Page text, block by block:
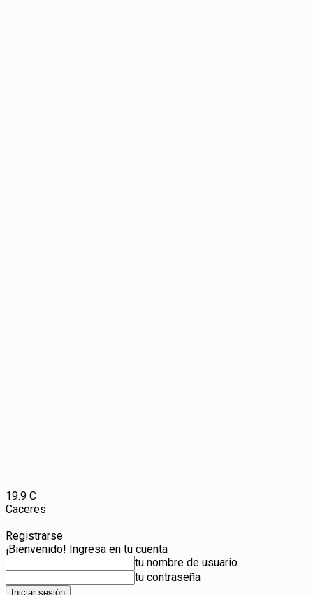
19.9 C
Caceres
Registrarse
¡Bienvenido! Ingresa en tu cuenta
tu nombre de usuario
tu contraseña